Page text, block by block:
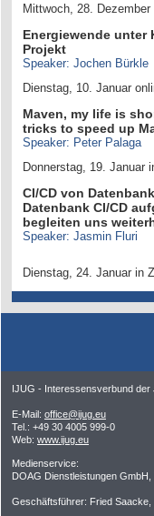
Mittwoch, 28. Dezember
Energiewende unter
Projekt
Speaker: Jochen Bürkle
Dienstag, 10. Januar
Maven, my life is
tricks to speed up
Speaker: Peter Palaga
Donnerstag, 19. Januar
CI/CD von
Datenbank CI/CD
begleiten uns
Speaker: Jasmin Fluri
Dienstag, 24. Januar in
IJUG - Interessensverbund der
E-Mail: office@ijug.eu
Tel.: +49 30 4005 999-0
Web: www.ijug.eu
Medienservice:
DOAG Dienstleistungen
Geschäftsführer: Fried Saacke,